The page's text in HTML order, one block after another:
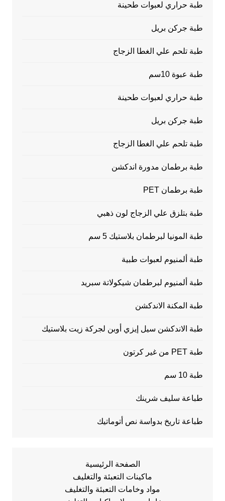
طبة حراري لعبوات طحينة
طبة جركن بريل
طبة تلحم علي الغطا الزجاج
طبة عبوة 10سم
طبة حراري لعبوات طحينة
طبة جركن بريل
طبة تلحم علي الغطا الزجاج
طبة برطمان مدورة اندكشن
طبة برطمان PET
طبة بتلزق علي الزجاج لون ذهبي
طبة المونيا لبرطمان بلاستيك 5 سم
طبة ألمنيوم لعبوات طبية
طبة ألمنيوم لبرطمان شيكولاتة سبريد
طبة المكنة الاندكشن
طبة الاندكشن سيل إيزي أوبن لجركة زيت بلاستيك
طبة PET من غير كرتون
طبة 10 سم
طباعة سليف شرينك
طباعة تاريخ بدواسة نص أتوماتيك
الصفحة الرئيسية
ماكينات التعبئة والتغليف
مواد وخامات التعبئة والتغليف